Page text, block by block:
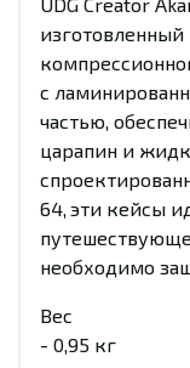
изготовленный
с
частью,
царапин и
64, эти кейсы
необходимо
Вес
- 0,95 кг